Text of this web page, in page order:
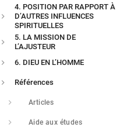
4. POSITION PAR RAPPORT À
D’AUTRES INFLUENCES
SPIRITUELLES
5. LA MISSION DE
L’AJUSTEUR
6. DIEU EN L’HOMME
Références
Articles
Aide aux études